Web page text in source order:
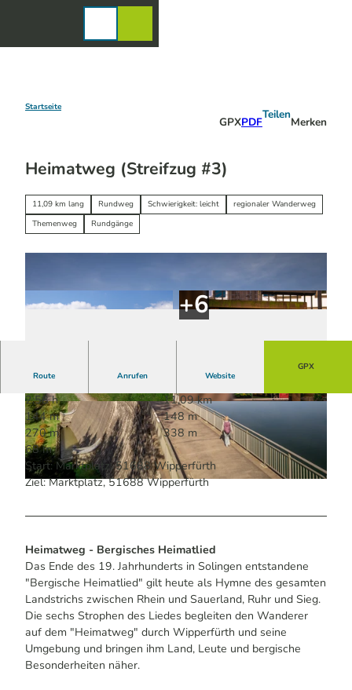
Startseite
GPXPDF
Teilen
Merken
Heimatweg (Streifzug #3)
11,09 km lang Rundweg Schwierigkeit: leicht
regionaler Wanderweg
Themenweg
Rundgänge
© Holger Hage für "Das Bergische" | KI-optimiert | CC-BY-SA
© Imke Imhorst / Das Bergische | KI-optimiert
© Holger Hage für "Das Bergische" | KI-optimi
Route Anrufen Website
GPX
2:58 h
11,09 km
144 m
148 m
270 m
338 m
68 m
Start: Marktplatz, 51688 Wipperfürth
Ziel: Marktplatz, 51688 Wipperfürth
Heimatweg - Bergisches Heimatlied
Das Ende des 19. Jahrhunderts in Solingen entstandene
"Bergische Heimatlied" gilt heute als Hymne des gesamten
Landstrichs zwischen Rhein und Sauerland, Ruhr und Sieg.
Die sechs Strophen des Liedes begleiten den Wanderer
auf dem "Heimatweg" durch Wipperfürth und seine
Umgebung und bringen ihm Land, Leute und bergische
Besonderheiten näher.